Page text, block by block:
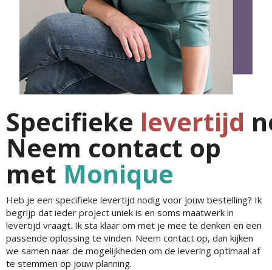
Specifieke levertijd
Neem contact op
met Monique
Heb je een specifieke levertijd nodig voor jouw bestelling? Ik
begrijp dat ieder project uniek is en soms maatwerk in
levertijd vraagt. Ik sta klaar om met je mee te denken en een
passende oplossing te vinden. Neem contact op, dan kijken
we samen naar de mogelijkheden om de levering optimaal af
te stemmen op jouw planning.